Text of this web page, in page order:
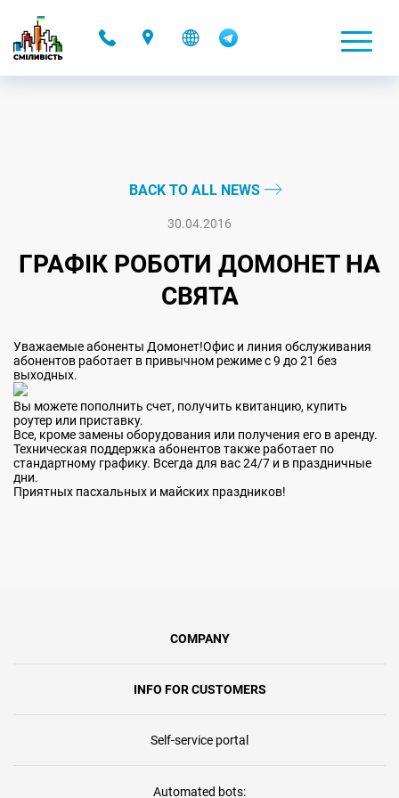
BACK TO ALL NEWS
30.04.2016
ГРАФІК РОБОТИ ДОМОНЕТ НА
СВЯТА
Уважаемые абоненты Домонет!Офис и линия обслуживания
абонентов работает в привычном режиме с 9 до 21 без
выходных.
Вы можете пополнить счет, получить квитанцию, купить
роутер или приставку.
Все, кроме замены оборудования или получения его в аренду.
Техническая поддержка абонентов также работает по
стандартному графику. Всегда для вас 24/7 и в праздничные
дни.
Приятных пасхальных и майских праздников!
COMPANY
INFO FOR CUSTOMERS
Self-service portal
Automated bots: